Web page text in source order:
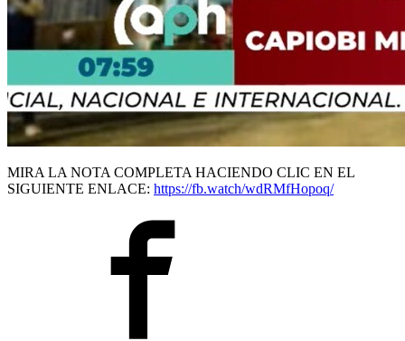
MIRA LA NOTA COMPLETA HACIENDO CLIC EN EL
SIGUIENTE ENLACE: https://fb.watch/wdRMfHopoq/